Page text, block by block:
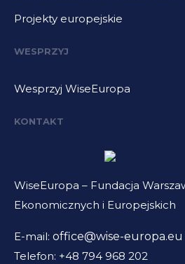
Projekty europejskie
WESPRZYJ
Wesprzyj WiseEuropa
KONTAKT
WiseEuropa – Fundacja
Ekonomicznych i Europejskich
E-mail: office@wise-europa.eu
Telefon: +48 794 968 202